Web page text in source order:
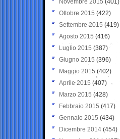
Novembre 2015 (401)
Ottobre 2015 (422)
Settembre 2015 (419)
Agosto 2015 (416)
Luglio 2015 (387)
Giugno 2015 (396)
Maggio 2015 (402)
Aprile 2015 (407)
Marzo 2015 (428)
Febbraio 2015 (417)
Gennaio 2015 (434)
Dicembre 2014 (454)